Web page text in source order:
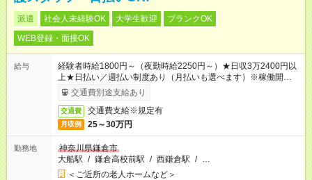
派遣 社会人未経験OK 大学生歓迎
ブランクOK
WEB登録・面接OK
給与
経験者時給1800円～（夜勤時給2250円～）★日収3万2400円以
上★日払い／週払い制度あり（月払いも選べます）※稼働開始時
は手続き完了次第のお支払いとなります。
交通費別途支給あり
交通費 交通費支給※規定有
月収例 25～30万円
勤務地
神奈川県鎌倉市
大船駅 / 鎌倉高校前駅 / 西鎌倉駅 / …
＜ご近所の老人ホームなど＞